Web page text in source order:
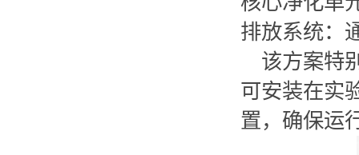
排放系统：
该方案特
可安装在实
置，确保运